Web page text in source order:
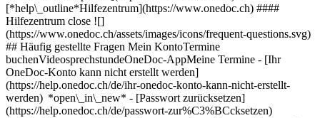
[*help\_outline*Hilfezentrum](https://www.onedoc.ch) ####
Hilfezentrum close ![]
(https://www.onedoc.ch/assets/images/icons/frequent-questions.svg)
## Häufig gestellte Fragen Mein KontoTermine
buchenVideosprechstundeOneDoc-AppMeine Termine - [Ihr
OneDoc-Konto kann nicht erstellt werden]
(https://help.onedoc.ch/de/ihr-onedoc-konto-kann-nicht-erstellt-
werden) *open\_in\_new* - [Passwort zurücksetzen]
(https://help.onedoc.ch/de/passwort-zur%C3%BCcksetzen)